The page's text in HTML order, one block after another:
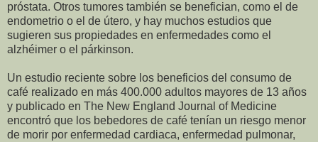
próstata. Otros tumores también se benefician, como el de
endometrio o el de útero, y hay muchos estudios que
sugieren sus propiedades en enfermedades como el
alzhéimer o el párkinson.
Un estudio reciente sobre los beneficios del consumo de
café realizado en más 400.000 adultos mayores de 13 años
y publicado en The New England Journal of Medicine
encontró que los bebedores de café tenían un riesgo menor
de morir por enfermedad cardiaca, enfermedad pulmonar,